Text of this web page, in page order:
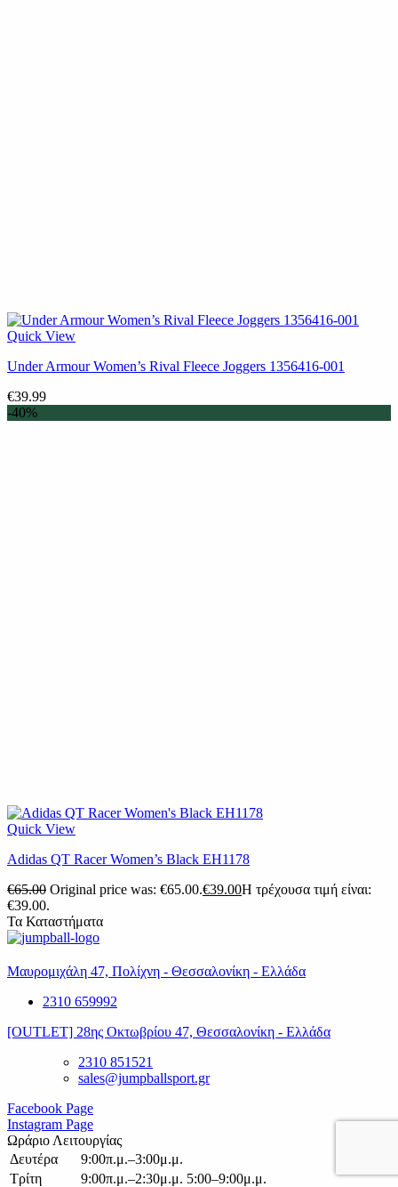
Quick View
Under Armour Women’s Rival Fleece Joggers 1356416-001
€39.99
-40%
Quick View
Adidas QT Racer Women’s Black EH1178
€65.00 Original price was: €65.00.€39.00Η τρέχουσα τιμή είναι:
€39.00.
Τα Καταστήματα
Μαυρομιχάλη 47, Πολίχνη - Θεσσαλονίκη - Ελλάδα
2310 659992
[OUTLET] 28ης Οκτωβρίου 47, Θεσσαλονίκη - Ελλάδα
2310 851521
sales@jumpballsport.gr
Facebook Page
Instagram Page
Ωράριο Λειτουργίας
Δευτέρα
9:00π.μ.–3:00μ.μ.
Τρίτη
9:00π.μ.–2:30μ.μ. 5:00–9:00μ.μ.